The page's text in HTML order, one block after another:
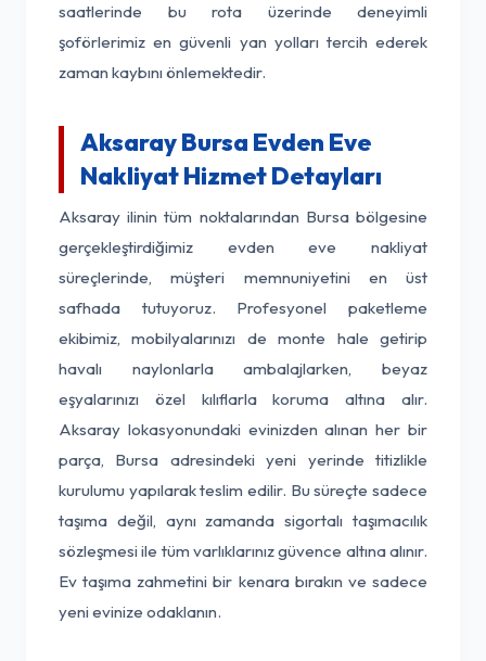
saatlerinde bu rota üzerinde deneyimli
şoförlerimiz en güvenli yan yolları tercih ederek
zaman kaybını önlemektedir.
Aksaray Bursa Evden Eve
Nakliyat Hizmet Detayları
Aksaray ilinin tüm noktalarından Bursa bölgesine
gerçekleştirdiğimiz evden eve nakliyat
süreçlerinde, müşteri memnuniyetini en üst
safhada tutuyoruz. Profesyonel paketleme
ekibimiz, mobilyalarınızı de monte hale getirip
havalı naylonlarla ambalajlarken, beyaz
eşyalarınızı özel kılıflarla koruma altına alır.
Aksaray lokasyonundaki evinizden alınan her bir
parça, Bursa adresindeki yeni yerinde titizlikle
kurulumu yapılarak teslim edilir. Bu süreçte sadece
taşıma değil, aynı zamanda sigortalı taşımacılık
sözleşmesi ile tüm varlıklarınız güvence altına alınır.
Ev taşıma zahmetini bir kenara bırakın ve sadece
yeni evinize odaklanın.